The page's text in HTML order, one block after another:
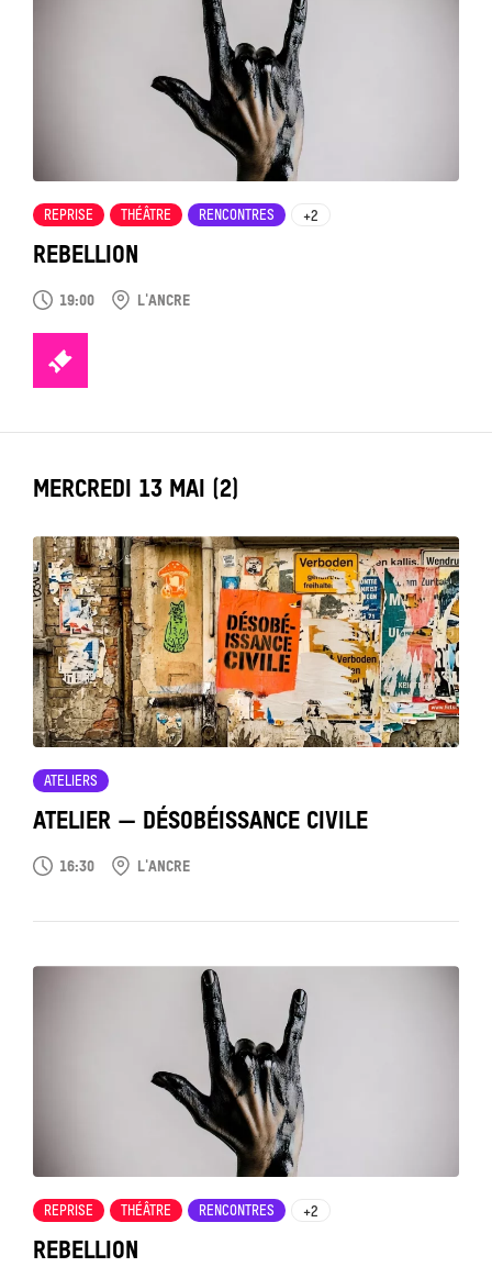
REBELLION
REPRISE THÉÂTRE RENCONTRES +2
19:00 L'ANCRE
TICKETS
LABEL_DATE
MERCREDI 13 MAI (2)
ATELIER — DÉSOBÉISSANCE CIVILE
ATELIERS
16:30 L'ANCRE
Tout
voir
REBELLION
REPRISE THÉÂTRE RENCONTRES +2